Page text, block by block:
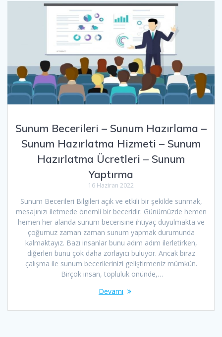
Sunum Becerileri – Sunum Hazırlama –
Sunum Hazırlatma Hizmeti – Sunum
Hazırlatma Ücretleri – Sunum
Yaptırma
16 Haziran 2022
Sunum Becerileri Bilgileri açık ve etkili bir şekilde sunmak,
mesajınızı iletmede önemli bir beceridir. Günümüzde hemen
hemen her alanda sunum becerisine ihtiyaç duyulmakta ve
çoğumuz zaman zaman sunum yapmak durumunda
kalmaktayız. Bazı insanlar bunu adım adım ilerletirken,
diğerleri bunu çok daha zorlayıcı buluyor. Ancak biraz
çalışma ile sunum becerilerinizi geliştirmeniz mümkün.
Birçok insan, topluluk önünde,…
Devamı